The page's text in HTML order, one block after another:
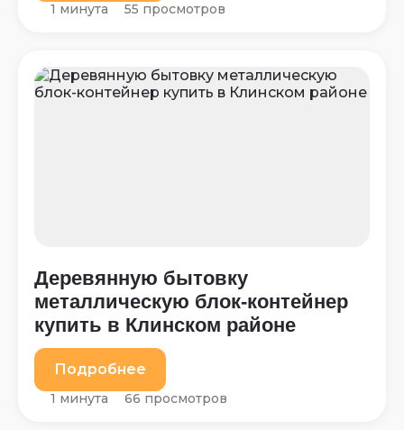
1 минута 55 просмотров
Деревянную бытовку
металлическую блок-контейнер
купить в Клинском районе
Подробнее
1 минута 66 просмотров